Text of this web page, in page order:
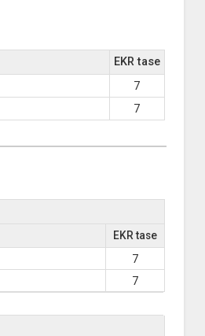
EKR tase
7
7
EKR tase
7
7